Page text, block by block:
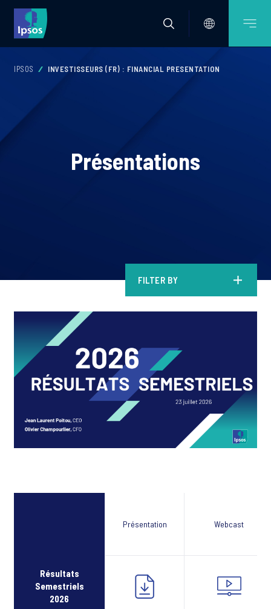
IPSOS INVESTISSEURS (FR) : FINANCIAL PRESENTATION
Présentations
FILTER BY
Présentation Webcast
Résultats
Semestriels
2026